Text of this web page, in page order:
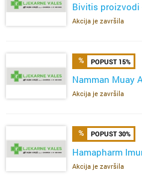
Bivitis proizvodi
Akcija je završila
POPUST 15%
Namman Muay
Akcija je završila
POPUST 30%
Hamapharm
Akcija je završila